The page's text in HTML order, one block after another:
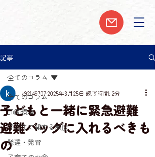
記事
全てのコラム
通園環境
子育てに関する制度
発達・発育
全てのコラム
子どもと一緒に緊急避難
避難バッグに入れるべきも
の
k921497072025年3月25日 読了時間: 2分